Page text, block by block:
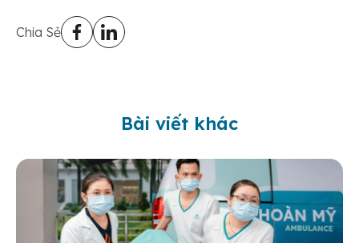
Chia Sẻ
Bài viết khác